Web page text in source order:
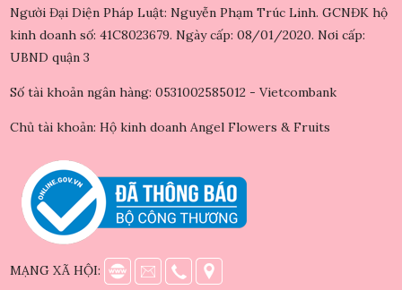
Người Đại Diện Pháp Luật: Nguyễn Phạm Trúc Linh. GCNĐK hộ
kinh doanh số: 41C8023679. Ngày cấp: 08/01/2020. Nơi cấp:
UBND quận 3
Số tài khoản ngân hàng: 0531002585012 - Vietcombank
Chủ tài khoản: Hộ kinh doanh Angel Flowers & Fruits
MẠNG XÃ HỘI: